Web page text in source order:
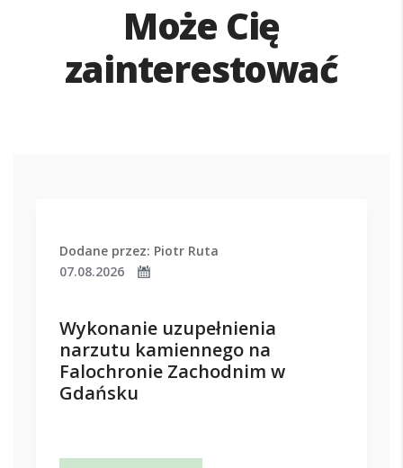
Może Cię
zainterestować
Dodane przez: Piotr Ruta
07.08.2026
Wykonanie uzupełnienia
narzutu kamiennego na
Falochronie Zachodnim w
Gdańsku